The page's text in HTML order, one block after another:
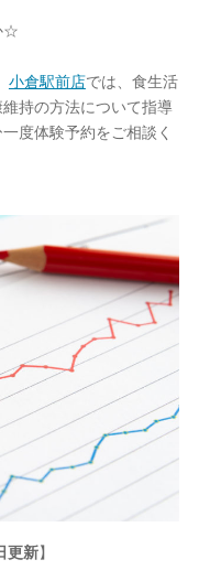
☆
小倉駅前店では、食生活
持の方法について指導
度体験予約をご相談く
更新】